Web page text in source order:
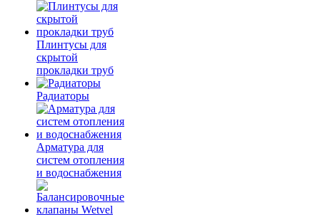
Плинтусы для
скрытой
прокладки труб
Радиаторы
Арматура для
систем отопления
и водоснабжения